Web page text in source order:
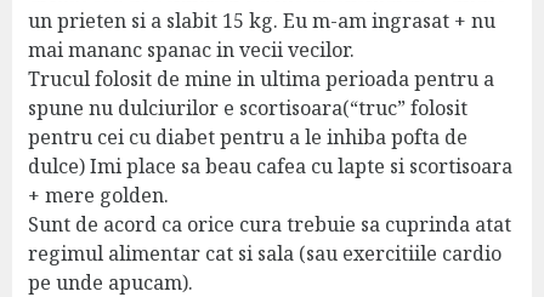
un prieten si a slabit 15 kg. Eu m-am ingrasat + nu
mai mananc spanac in vecii vecilor.
Trucul folosit de mine in ultima perioada pentru a
spune nu dulciurilor e scortisoara(“truc” folosit
pentru cei cu diabet pentru a le inhiba pofta de
dulce) Imi place sa beau cafea cu lapte si scortisoara
+ mere golden.
Sunt de acord ca orice cura trebuie sa cuprinda atat
regimul alimentar cat si sala (sau exercitiile cardio
pe unde apucam).